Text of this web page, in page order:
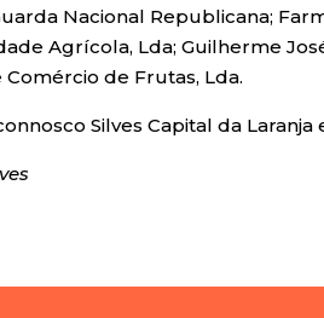
Nacional Republicana;
Agrícola, Lda; Guilherme
de Frutas, Lda.
Silves Capital da Laranja